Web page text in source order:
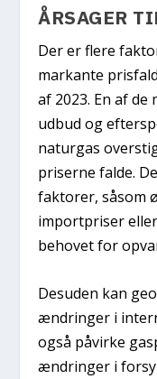
ÅRSAGER
Der er flere
markante
af 2023. En af
udbud og
naturgas
priserne falde.
faktorer, såsom
importpriser
behovet for
Desuden kan
ændringer i
også påvirke
ændringer i